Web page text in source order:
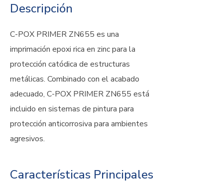
Descripción
C-POX PRIMER ZN655 es una
imprimación epoxi rica en zinc para la
protección catódica de estructuras
metálicas. Combinado con el acabado
adecuado, C-POX PRIMER ZN655 está
incluido en sistemas de pintura para
protección anticorrosiva para ambientes
agresivos.
Características Principales